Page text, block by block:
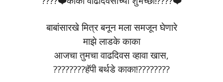
बाबांसारखे मित्र बनून मला समजून घेणारे
माझे लाडके काका
आजचा तुमचा वाढदिवस व्हावा खास,
????????हॅपी बर्थडे काका!????????